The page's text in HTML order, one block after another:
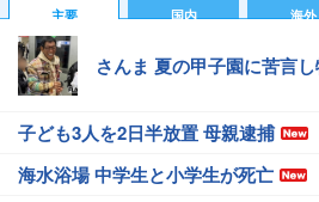
主要 国内 海外
さんま 夏の甲子園に苦言
子ども3人を2日半放置 母親逮捕
海水浴場 中学生と小学生が死亡